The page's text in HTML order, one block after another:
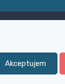
Akceptujem